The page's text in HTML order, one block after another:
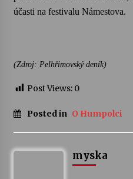
Varhanní
3. 7. 2026
účasti na festivalu Námestova.
(Zdroj: Pelhřimovský deník)
Post Views: 0
Posted in O Humpolci
myska